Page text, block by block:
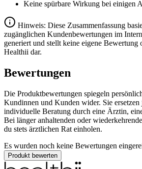
Keine spürbare Wirkung bei einigen
Hinweis: Diese Zusammenfassung
zugänglichen Kundenbewertungen im
generiert und stellt keine eigene Bewertung
Healthii dar.
Bewertungen
Die Produktbewertungen spiegeln
Kundinnen und Kunden wider. Sie
individuelle Beratung durch eine Ärztin,
Bei länger anhaltenden oder
du stets ärztlichen Rat einholen.
Es wurden noch keine Bewertungen
Produkt bewerten